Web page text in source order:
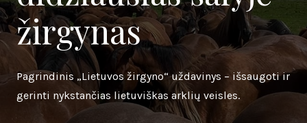
žirgynas
Pagrindinis „Lietuvos žirgyno“ uždavinys – išsaugoti ir
gerinti nykstančias lietuviškas arklių veisles.